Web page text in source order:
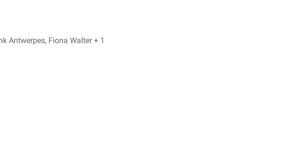
Dr. Frank Antwerpes, Fiona Walter + 1